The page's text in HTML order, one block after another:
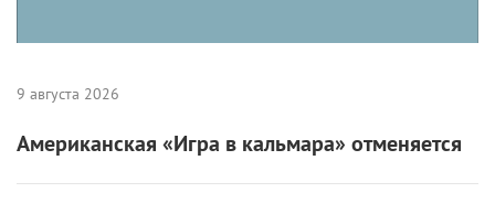
9 августа 2026
Американская «Игра в кальмара» отменяется